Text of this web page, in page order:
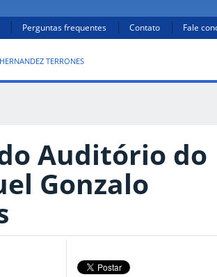
Perguntas frequentes Contato Fale
TERRONES
Auditório do
Gonzalo